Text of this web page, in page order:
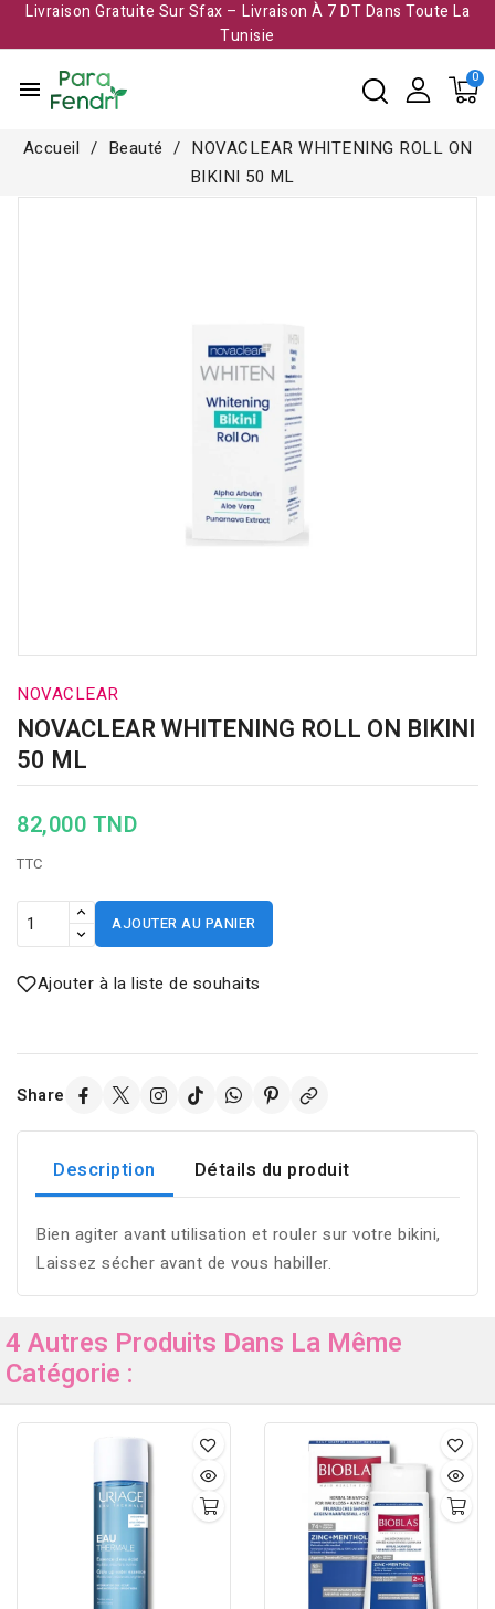
Livraison Gratuite Sur Sfax – Livraison À 7 DT Dans Toute La
Tunisie​
menu
Accueil Beauté
NOVACLEAR WHITENING ROLL ON
BIKINI 50 ML
NOVACLEAR
NOVACLEAR WHITENING ROLL ON BIKINI
50 ML
82,000 TND
TTC
AJOUTER AU PANIER
Ajouter à la liste de souhaits
Share
Description Détails du produit
Bien agiter avant utilisation et rouler sur votre bikini,
Laissez sécher avant de vous habiller.
4 Autres Produits Dans La Même
Catégorie :